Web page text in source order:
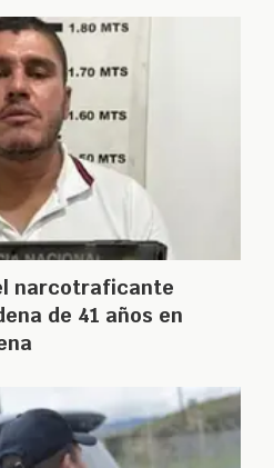
narcotraficante
de 41 años en